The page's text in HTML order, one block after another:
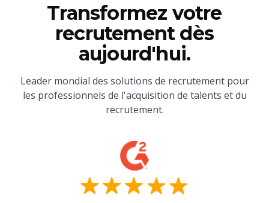
Transformez votre
recrutement dès
aujourd'hui.
Leader mondial des solutions de recrutement pour
les professionnels de l'acquisition de talents et du
recrutement.